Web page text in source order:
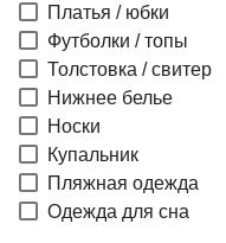
Платья / юбки
Футболки / топы
Толстовка / свитер
Нижнее белье
Носки
Купальник
Пляжная одежда
Одежда для сна